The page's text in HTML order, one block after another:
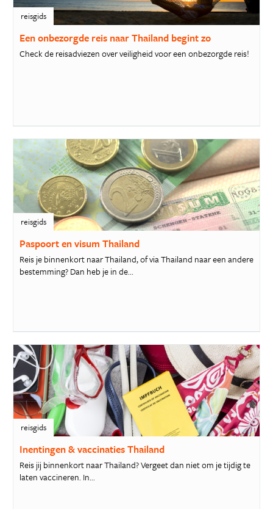
reisgids
Een onbezorgde reis naar Thailand begint zo
Check de reisadviezen over veiligheid voor een onbezorgde reis!
reisgids
Paspoort en visum Thailand
Reis je binnenkort naar Thailand, of via Thailand naar een andere
bestemming? Dan heb je in de...
reisgids
Inentingen & vaccinaties Thailand
Reis jij binnenkort naar Thailand? Vergeet dan niet om je tijdig te
laten vaccineren. In...